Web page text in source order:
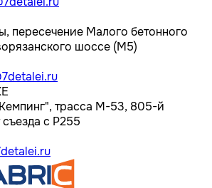
пересечение Малого бетонного
шоссе (М5)
трасса M-53, 805-й
с Р255